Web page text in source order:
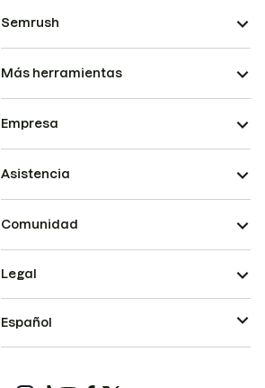
Semrush
Más herramientas
Empresa
Asistencia
Comunidad
Legal
Español